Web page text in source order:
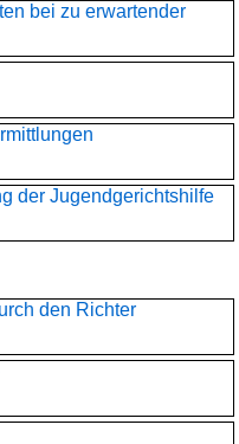
bei zu erwartender
der Jugendgerichtshilfe
den Richter